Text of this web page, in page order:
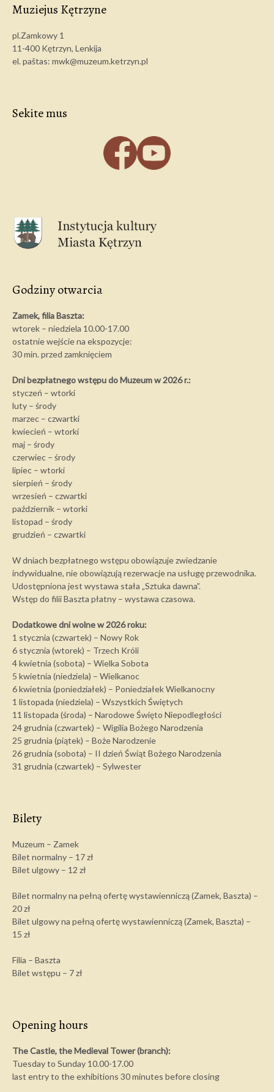
Muziejus Kętrzyne
pl.Zamkowy 1
11-400 Kętrzyn, Lenkija
el. paštas: mwk@muzeum.ketrzyn.pl
Sekite mus
Godziny otwarcia
Zamek, filia Baszta:
wtorek – niedziela 10.00-17.00
ostatnie wejście na ekspozycje:
30 min. przed zamknięciem
Dni bezpłatnego wstępu do Muzeum w 2026 r.:
styczeń – wtorki
luty – środy
marzec – czwartki
kwiecień – wtorki
maj – środy
czerwiec – środy
lipiec – wtorki
sierpień – środy
wrzesień – czwartki
październik – wtorki
listopad – środy
grudzień – czwartki
W dniach bezpłatnego wstępu obowiązuje zwiedzanie
indywidualne, nie obowiązują rezerwacje na usługę przewodnika.
Udostępniona jest wystawa stała „Sztuka dawna”.
Wstęp do filii Baszta płatny – wystawa czasowa.
Dodatkowe dni wolne w 2026 roku:
1 stycznia (czwartek) – Nowy Rok
6 stycznia (wtorek) – Trzech Króli
4 kwietnia (sobota) – Wielka Sobota
5 kwietnia (niedziela) – Wielkanoc
6 kwietnia (poniedziałek) – Poniedziałek Wielkanocny
1 listopada (niedziela) – Wszystkich Świętych
11 listopada (środa) – Narodowe Święto Niepodległości
24 grudnia (czwartek) – Wigilia Bożego Narodzenia
25 grudnia (piątek) – Boże Narodzenie
26 grudnia (sobota) – II dzień Świąt Bożego Narodzenia
31 grudnia (czwartek) – Sylwester
Bilety
Muzeum – Zamek
Bilet normalny – 17 zł
Bilet ulgowy – 12 zł
Bilet normalny na pełną ofertę wystawienniczą (Zamek, Baszta) –
20 zł
Bilet ulgowy na pełną ofertę wystawienniczą (Zamek, Baszta) –
15 zł
Filia – Baszta
Bilet wstępu – 7 zł
Opening hours
The Castle, the Medieval Tower (branch):
Tuesday to Sunday 10.00-17.00
last entry to the exhibitions 30 minutes before closing